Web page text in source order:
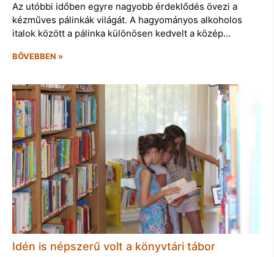
Az utóbbi időben egyre nagyobb érdeklődés övezi a
kézműves pálinkák világát. A hagyományos alkoholos
italok között a pálinka különösen kedvelt a közép…
BŐVEBBEN »
Idén is népszerű volt a könyvtári tábor